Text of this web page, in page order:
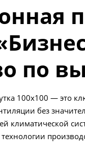
по
100х100 — это
без
климатической